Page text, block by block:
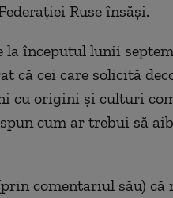
Ruse însăși.
la începutul lunii
că cei care solicită
cu origini și culturi
cum ar trebui să
comentariul său) că